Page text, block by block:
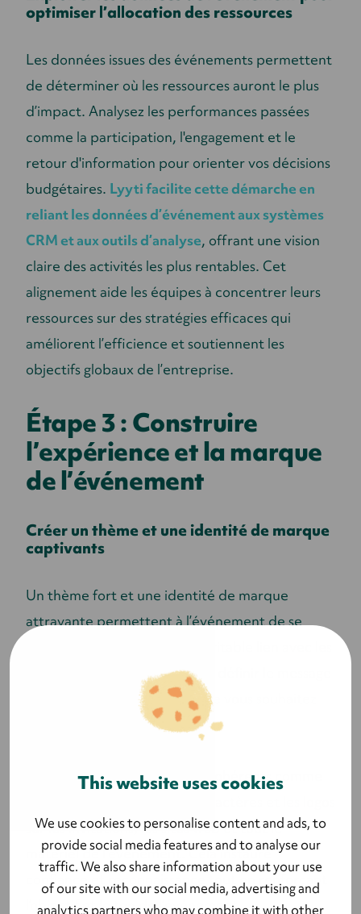
This website uses cookies
We use cookies to personalise content and ads, to
provide social media features and to analyse our
traffic. We also share information about your use
of our site with our social media, advertising and
analytics partners who may combine it with other
optimiser l’allocation des ressources
Les données issues des événements permettent
de déterminer où les ressources auront le plus
d’impact. Analysez les performances passées
comme la participation, l'engagement et le
retour d'information pour orienter vos décisions
budgétaires. Lyyti facilite cette démarche en
reliant les données d’événement aux systèmes
CRM et aux outils d’analyse, offrant une vision
claire des activités les plus rentables. Cet
alignement aide les équipes à concentrer leurs
ressources sur des stratégies efficaces qui
améliorent l’efficience et soutiennent les
objectifs globaux de l’entreprise.
Étape 3 : Construire
l’expérience et la marque
de l’événement
Créer un thème et une identité de marque
captivants
Un thème fort et une identité de marque
attrayante permettent à l’événement de se
participants. Commencez par définir le message
à transmettre et l’émotion que vous souhaitez
susciter chez vos participants.
Utilisez des éléments visuels cohérents comme
sur les invitations, les sites web et tout le
matériel de l’événement. Cela instaure
confiance et reconnaissance tout en renforçant
l’objectif et le ton de l’événement.